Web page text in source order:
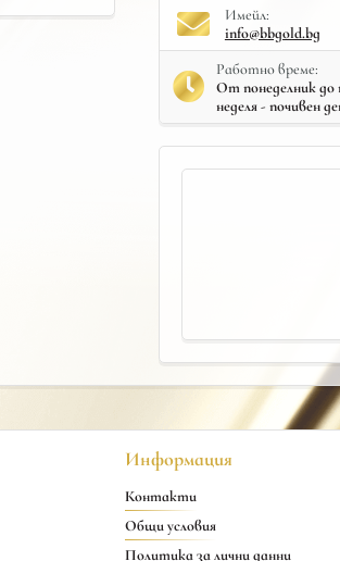
Имейл:
info@bbgold.bg
Работно време:
От понеделник до
неделя - почивен
Информация
Контакти
Общи условия
Политика за лични данни